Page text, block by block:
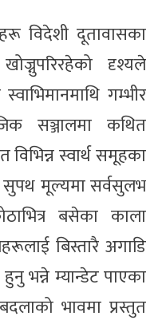
विदेशी दूतावासका
दृश्यले
स्वाभिमानमाथि गम्भीर
सञ्जालमा कथित
विभिन्न स्वार्थ समूहका
सुपथ मूल्यमा सर्वसुलभ
बसेका काला
बिस्तारै अगाडि
हुनु भन्ने म्यान्डेट पाएका
भावमा प्रस्तुत